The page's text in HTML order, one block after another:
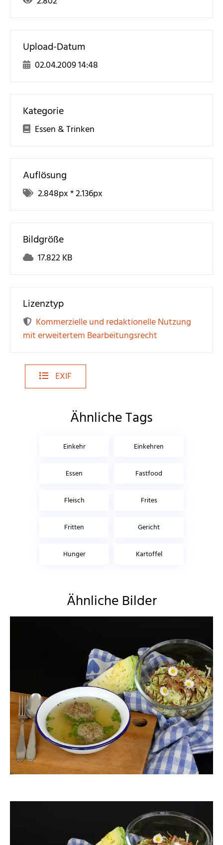
Upload-Datum
02.04.2009 14:48
Kategorie
Essen & Trinken
Auflösung
2.848px *2.136px
Bildgröße
17.822 KB
Lizenztyp
Kommerzielle und redaktionelle Nutzung
mit erweitertem Bearbeitungsrecht
EXIF
Ähnliche Tags
Einkehr Einkehren
Essen Fastfood
Fleisch Frites
Fritten Gericht
Hunger Kartoffel
Ähnliche Bilder
ThommyWeiss